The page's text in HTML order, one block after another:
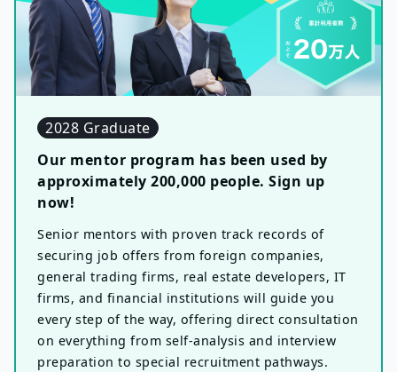
2028 Graduate
Our mentor program has been used by
approximately 200,000 people. Sign up
now!
Senior mentors with proven track records of
securing job offers from foreign companies,
general trading firms, real estate developers, IT
firms, and financial institutions will guide you
every step of the way, offering direct consultation
on everything from self-analysis and interview
preparation to special recruitment pathways.